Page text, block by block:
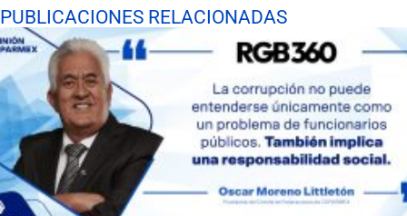
PUBLICACIONES RELACIONADAS